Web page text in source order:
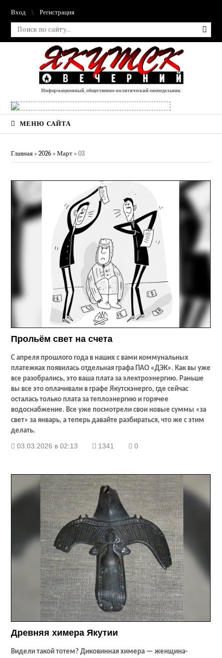
Вход Регистрация
Информационный, общественно-политический еженедельник
МЕНЮ САЙТА
Главная »2026 » Март » 03
Прольём свет на счета
С апреля прошлого года в наших с вами коммунальных
платежках появилась отдельная графа ПАО «ДЭК». Как вы уже
все разобрались, это ваша плата за электроэнергию. Раньше
вы все это оплачивали в графе Якутскэнерго, где сейчас
осталась только плата за теплоэнергию и горячее
водоснабжение. Все уже посмотрели свои новые суммы «за
свет» за январь, а теперь давайте разбираться, что же с этим
делать.
03.03.2026 в 02:13 1341 0
Древняя химера Якутии
Видели такой тотем? Диковинная химера — женщина-